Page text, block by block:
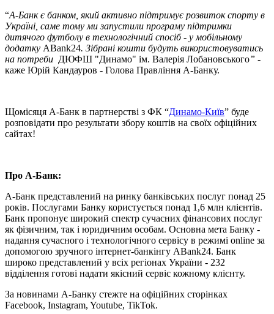
“А-Банк є банком, який активно підтримує розвиток спорту в
Україні, саме тому ми запустили програму підтримки
дитячого футболу в технологічний спосіб - у мобільному
додатку ABank24. Зібрані кошти будуть використовуватись
на потреби ДЮФШ "Динамо" ім. Валерія Лобановського” -
каже Юрій Кандауров - Голова Правління А-Банку.
Щомісяця А-Банк в партнерстві з ФК “Динамо-Київ” буде
розповідати про результати збору коштів на своїх офіційних
сайтах!
Про А-Банк:
А-Банк представлений на ринку банківських послуг понад 25
років. Послугами Банку користується понад 1,6 млн клієнтів.
Банк пропонує широкий спектр сучасних фінансових послуг
як фізичним, так і юридичним особам. Основна мета Банку -
надання сучасного і технологічного сервісу в режимі online за
допомогою зручного інтернет-банкінгу АВаnk24. Банк
широко представлений у всіх регіонах України - 232
відділення готові надати якісний сервіс кожному клієнту.
За новинами А-Банку стежте на офіційних сторінках
Facebook, Instagram, Youtube, TikTok.